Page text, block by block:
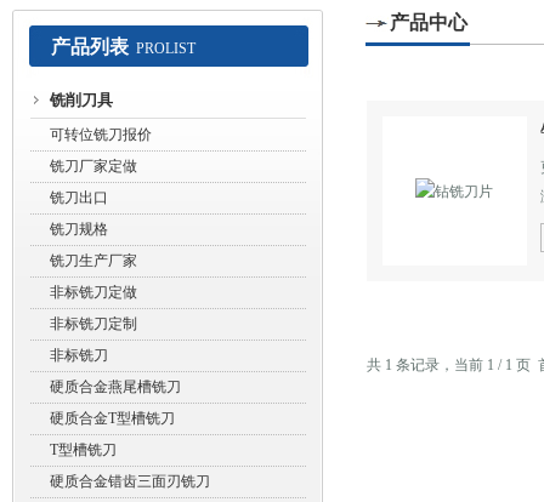
常州赛默工具有限公司
产品列表 PROLIST
铣削刀具
可转位铣刀报价
铣刀厂家定做
铣刀出口
铣刀规格
铣刀生产厂家
非标铣刀定做
非标铣刀定制
非标铣刀
硬质合金燕尾槽铣刀
硬质合金T型槽铣刀
T型槽铣刀
硬质合金错齿三面刃铣刀
产品中心
共 1 条记录，当前 1 / 1